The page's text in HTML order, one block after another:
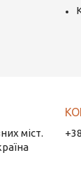
міст.